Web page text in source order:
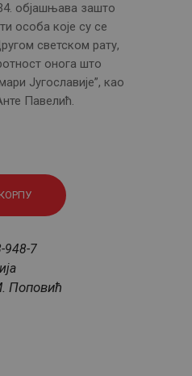
објашњава зашто
особа које су се
светском рату,
онога што
Југославије”, као
Павелић.
948-7
Поповић